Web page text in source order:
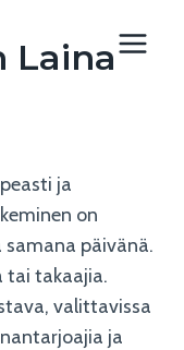
Laina
ja
on
päivänä.
tai takaajia.
valittavissa
ja